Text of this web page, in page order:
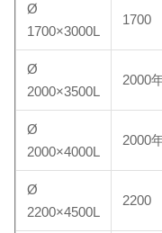
Ø
1700×3000L
1700
Ø
2000×3500L
2000
Ø
2000×4000L
2000
Ø
2200×4500L
2200